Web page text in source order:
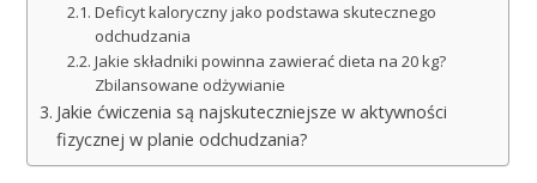
Deficyt kaloryczny jako podstawa skutecznego
odchudzania
Jakie składniki powinna zawierać dieta na 20 kg?
Zbilansowane odżywianie
Jakie ćwiczenia są najskuteczniejsze w aktywności
fizycznej w planie odchudzania?